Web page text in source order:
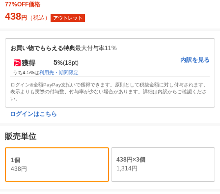
77%OFF価格
438円 （税込） アウトレット
お買い物でもらえる特典最大付与率11%
獲得 5%(18pt)
うち4.5%は利用先・期間限定
内訳を見る
ログイン&全額PayPay支払いで獲得できます。原則として税抜金額に対し付与されます。
表示よりも実際の付与数、付与率が少ない場合があります。詳細は内訳からご確認くださ
い。
ログインはこちら
販売単位
1個
438円
438円×3個
1,314円